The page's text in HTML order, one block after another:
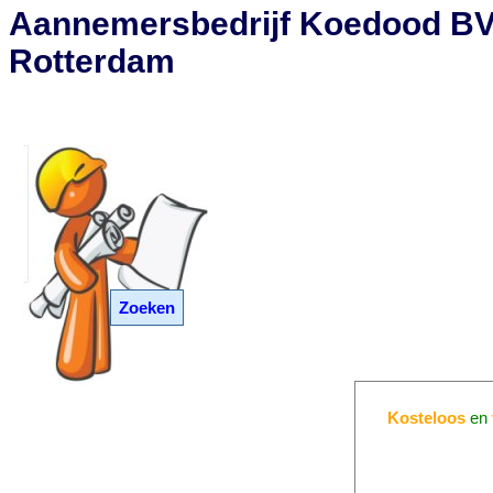
Zoeken
Aannemersbedrijf Koedood
Rotterdam
Kosteloos en